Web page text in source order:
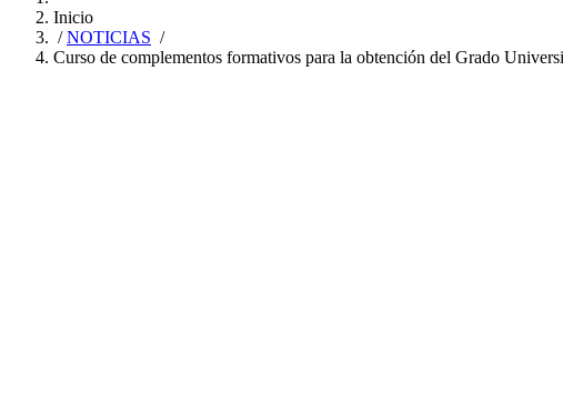
Inicio
/NOTICIAS /
Curso de complementos formativos para la obtención del Grado